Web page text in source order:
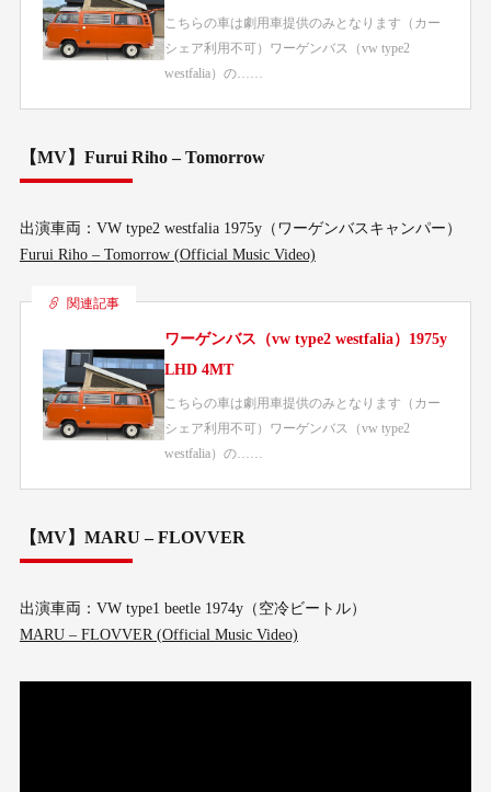
こちらの車は劇用車提供のみとなります（カー
シェア利用不可）ワーゲンバス（vw type2
westfalia）の……
【MV】Furui Riho – Tomorrow
出演車両：VW type2 westfalia 1975y（ワーゲンバスキャンパー）
Furui Riho – Tomorrow (Official Music Video)
関連記事
ワーゲンバス（vw type2 westfalia）1975y
LHD 4MT
こちらの車は劇用車提供のみとなります（カー
シェア利用不可）ワーゲンバス（vw type2
westfalia）の……
【MV】MARU – FLOVVER
出演車両：VW type1 beetle 1974y（空冷ビートル）
MARU – FLOVVER (Official Music Video)